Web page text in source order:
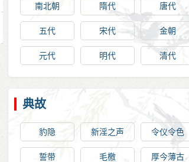
南北朝 隋代 唐代
五代 宋代 金朝
元代 明代 清代
典故
豹隐 新淫之声 令仪令色
誓带 毛檄 厚今薄古